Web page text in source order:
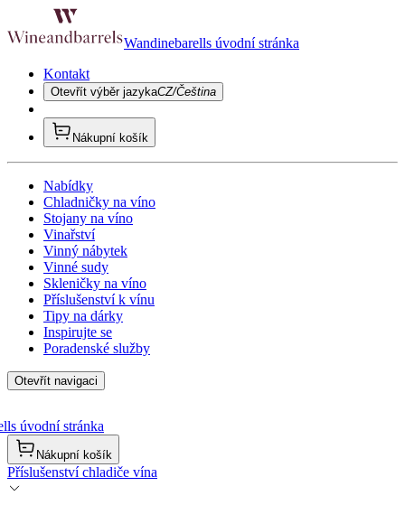
Wandinebarells úvodní stránka
Kontakt
Otevřít výběr jazykaCZ/Čeština
Nákupní košík
Nabídky
Chladničky na víno
Stojany na víno
Vinařství
Vinný nábytek
Vinné sudy
Skleničky na víno
Příslušenství k vínu
Tipy na dárky
Inspirujte se
Poradenské služby
Otevřít navigaci
úvodní stránka
Nákupní košík
Příslušenství chladiče vína